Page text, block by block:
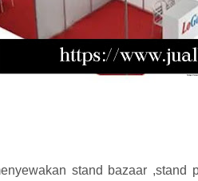
stand bazaar